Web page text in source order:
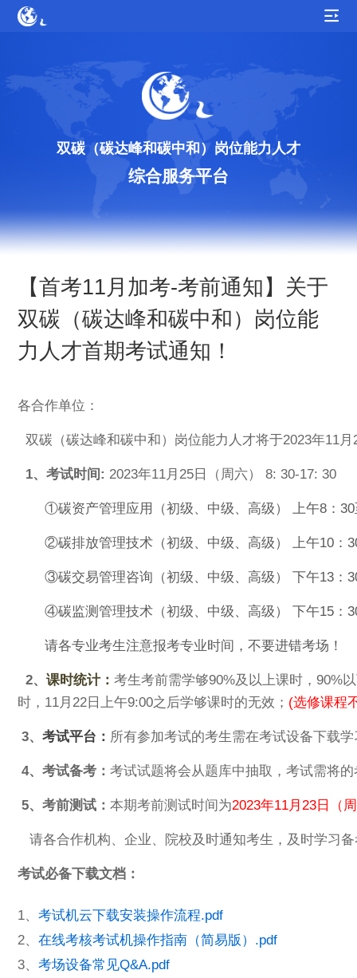
双碳（碳达峰和碳中和）岗位能力人才
综合服务平台
【首考11月加考-考前通知】关于
双碳（碳达峰和碳中和）岗位能
力人才首期考试通知！
各合作单位：
双碳（碳达峰和碳中和）岗位能力人才将于2023年11
1、考试时间: 2023年11月25日（周六） 8: 30-17: 30
①碳资产管理应用（初级、中级、高级） 上午8：30
②碳排放管理技术（初级、中级、高级） 上午10：
③碳交易管理咨询（初级、中级、高级） 下午13：
④碳监测管理技术（初级、中级、高级） 下午15：
请各专业考生注意报考专业时间，不要进错考场！
2、课时统计：考生考前需学够90%及以上课时，90%
时， 11月22日上午9:00之后学够课时的无效； (选修课程
3、考试平台： 所有参加考试的考生需在考试设备下载
4、考试备考：考试试题将会从题库中抽取，考试需将
5、考前测试：本期考前测试时间为2023年11月23日（
请各合作机构、企业、院校及时通知考生，及时学习
考试必备下载文档：
1、考试机云下载安装操作流程.pdf
2、在线考核考试机操作指南（简易版）.pdf
3、考场设备常见Q&A.pdf